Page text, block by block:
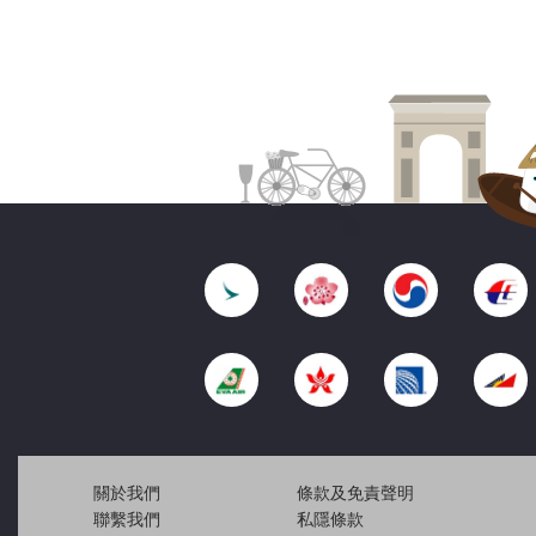
關於我們
聯繫我們
條款及免責聲明
私隱條款